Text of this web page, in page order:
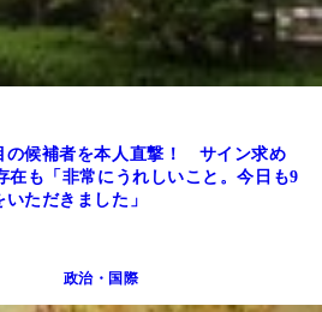
の候補者を本人直撃！ サイン求め
も「非常にうれしいこと。今日も9
ただきました」
政治・国際